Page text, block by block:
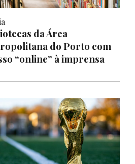
da Área
do Porto com
“online” à imprensa